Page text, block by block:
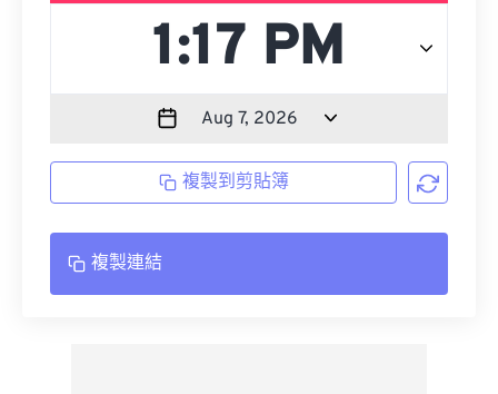
複製到剪貼簿
複製連結